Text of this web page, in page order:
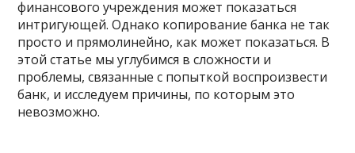
финансового учреждения может показаться
интригующей. Однако копирование банка не так
просто и прямолинейно, как может показаться. В
этой статье мы углубимся в сложности и
проблемы, связанные с попыткой воспроизвести
банк, и исследуем причины, по которым это
невозможно.